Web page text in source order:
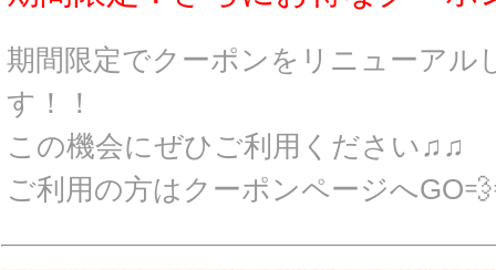
期間限定でクーポンをリニューアル
す！！
この機会にぜひご利用ください♫♫
ご利用の方はクーポンページへ